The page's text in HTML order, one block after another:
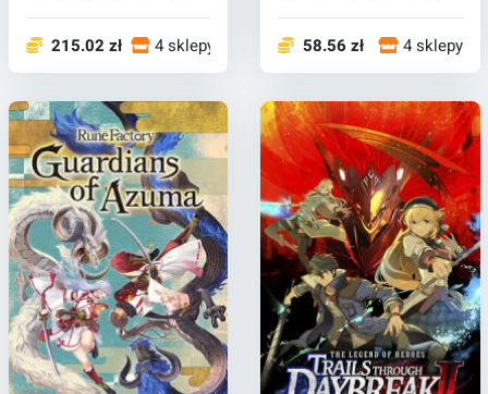
215.02 zł 4 sklepy 58.56 zł 4 sklepy